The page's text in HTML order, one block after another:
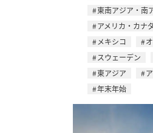
東南アジア・南
アメリカ・カナ
メキシコ
スウェーデン
東アジア
年末年始